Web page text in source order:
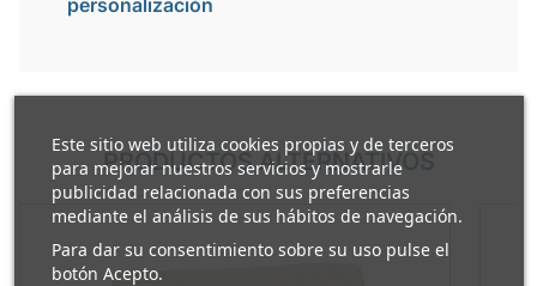
Este sitio web utiliza cookies propias y de terceros
para mejorar nuestros servicios y mostrarle
publicidad relacionada con sus preferencias
mediante el análisis de sus hábitos de navegación.
Para dar su consentimiento sobre su uso pulse el
botón Acepto.
personalización
PRODUCTOS ALTERNATIVOS